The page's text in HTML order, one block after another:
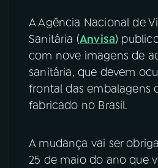
Instagram X
TikTok
A Agência Nacional de
Sanitária (Anvisa)
com nove imagens de
sanitária, que devem
frontal das embalagens
fabricado no Brasil.
A mudança vai ser
25 de maio do ano que